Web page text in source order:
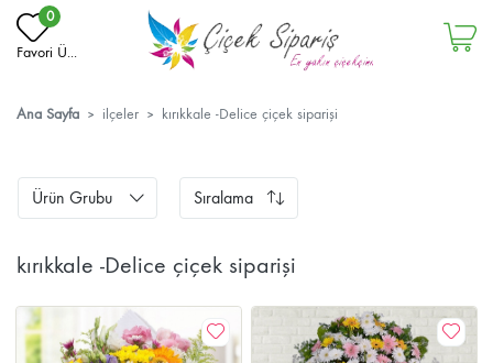
0
Favori Ü...
Ana Sayfa ilçeler kırıkkale -Delice çiçek siparişi
Ürün Grubu Sıralama
kırıkkale -Delice çiçek siparişi